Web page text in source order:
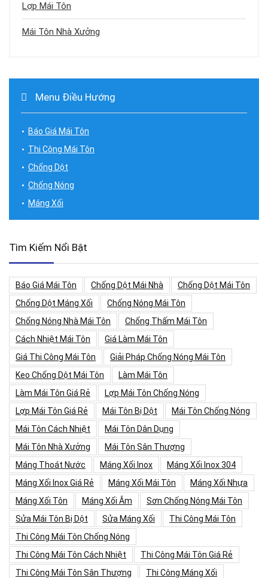
Lợp Mái Tôn
Mái Tôn Nhà Xưởng
Menu Điều Hướng
Báo Giá Mái Tôn
Thi Công Mái Tôn
Chống Dột
Chống Nóng
Máng Xối
Tìm Kiếm Nổi Bật
Báo Giá Mái Tôn Chống Dột Mái Nhà
Chống Dột Mái Tôn
Chống Dột Máng Xối
Chống Nóng Mái Tôn
Chống Nóng Nhà Mái Tôn
Chống Thấm Mái Tôn
Cách Nhiệt Mái Tôn
Giá Làm Mái Tôn
Giá Thi Công Mái Tôn
Giải Pháp Chống Nóng Mái Tôn
Keo Chống Dột Mái Tôn
Làm Mái Tôn
Làm Mái Tôn Giá Rẻ
Lợp Mái Tôn Chống Nóng
Lợp Mái Tôn Giá Rẻ
Mái Tôn Bị Dột
Mái Tôn Chống Nóng
Mái Tôn Cách Nhiệt
Mái Tôn Dân Dụng
Mái Tôn Nhà Xưởng
Mái Tôn Sân Thượng
Máng Thoát Nước
Máng Xối Inox
Máng Xối Inox 304
Máng Xối Inox Giá Rẻ
Máng Xối Mái Tôn
Máng Xối Nhựa
Máng Xối Tôn
Máng Xối Âm
Sơn Chống Nóng Mái Tôn
Sửa Mái Tôn Bị Dột
Sửa Máng Xối
Thi Công Mái Tôn
Thi Công Mái Tôn Chống Nóng
Thi Công Mái Tôn Cách Nhiệt
Thi Công Mái Tôn Giá Rẻ
Thi Công Mái Tôn Sân Thượng
Thi Công Máng Xối